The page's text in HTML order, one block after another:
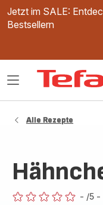
Jetzt im SALE:
Bestsellern
Das
Alle Rezepte
- /5 -